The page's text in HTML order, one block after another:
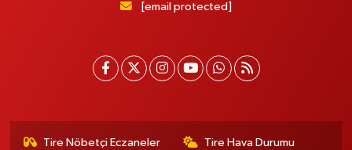
[email protected]
Tire Nöbetçi Eczaneler Tire Hava Durumu